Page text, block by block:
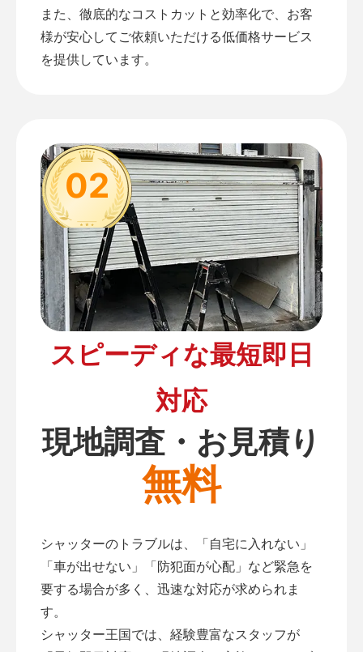
また、徹底的なコストカットと効率化で、お客
様が安心してご依頼いただける低価格サービス
を提供しています。
02
スピーディな最短即日
対応
現地調査・お見積り
無料
シャッターのトラブルは、「自宅に入れない」
「車が出せない」「防犯面が心配」など緊急を
要する場合が多く、迅速な対応が求められま
す。
シャッター王国では、経験豊富なスタッフが